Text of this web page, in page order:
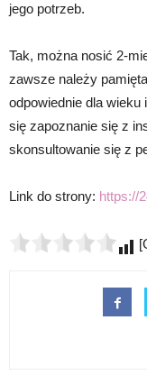
jego potrzeb.
Tak, można nosić 2-
zawsze należy
odpowiednie dla
się zapoznanie się z
skonsultowanie się z
Link do strony: https://